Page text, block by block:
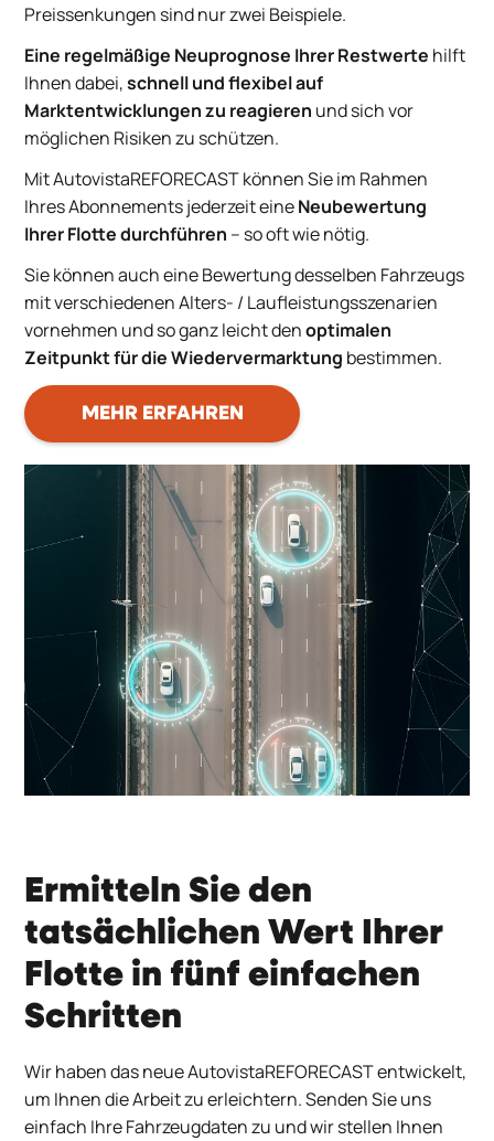
Preissenkungen sind nur zwei Beispiele.
Eine regelmäßige Neuprognose Ihrer Restwerte hilft
Ihnen dabei,schnell und flexibel auf
Marktentwicklungen zu reagieren und sich vor
möglichen Risiken zu schützen.
Mit AutovistaREFORECAST können Sie im Rahmen
Ihres Abonnements jederzeit eineNeubewertung
Ihrer Flotte durchführen – so oft wie nötig.
Sie können auch eine Bewertung desselben Fahrzeugs
mit verschiedenen Alters- / Laufleistungsszenarien
vornehmen und so ganz leicht denoptimalen
Zeitpunkt für die Wiedervermarktung bestimmen.
MEHR ERFAHREN
Ermitteln Sie den
tatsächlichen Wert Ihrer
Flotte in fünf einfachen
Schritten
Wir haben das neue AutovistaREFORECAST entwickelt,
um Ihnen die Arbeit zu erleichtern. Senden Sie uns
einfach Ihre Fahrzeugdaten zu und wir stellen Ihnen